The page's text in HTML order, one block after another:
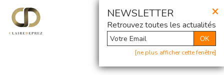
×
NEWSLETTER
Retrouvez toutes les actualités
OK
[ne plus afficher cette fenêtre]
@ Newsletter